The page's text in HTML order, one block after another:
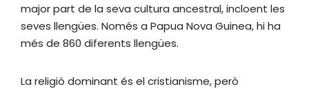
major part de la seva cultura ancestral, incloent les
seves llengües. Només a Papua Nova Guinea, hi ha
més de 860 diferents llengües.
La religió dominant és el cristianisme, però